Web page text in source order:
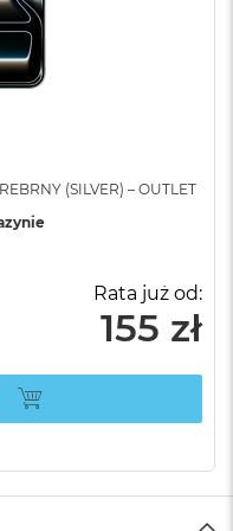
(SILVER) – OUTLET
Rata już od:
155 zł